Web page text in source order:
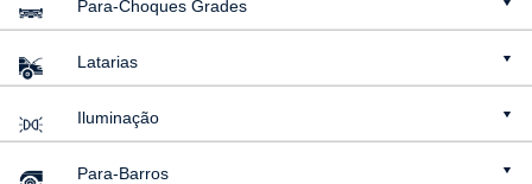
Para-Choques Grades
Latarias
Iluminação
Para-Barros